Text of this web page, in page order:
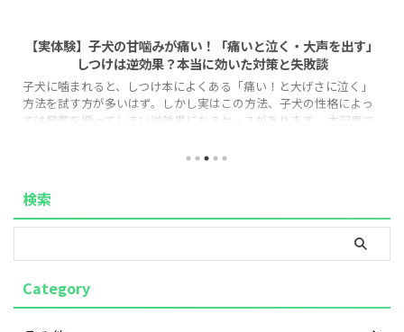
【実体験】子犬の甘噛みが痛い！「痛いと泣く・大声を出す」
しつけは逆効果？本当に効いた対策と失敗談
子犬に噛まれると、しつけ本によくある「痛い！と大げさに泣く」
方法を試す方が多いはず。しかし実はこの方法、子犬の性格によっ
ては興奮を煽ってしまい逆効果になるケースがあります。 本記事で
わりに実践しやすい「タイムアウト法」の正しい手順を、実体験を
この記事を読めば今日から実践できる具体策と、いつ頃落ち着くの
かという見通しが立ち、気持ちがぐっと楽になるはずです。 1. なぜ
「痛い！と泣く」しつ ...
検索
Category